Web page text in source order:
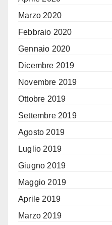
Marzo 2020
Febbraio 2020
Gennaio 2020
Dicembre 2019
Novembre 2019
Ottobre 2019
Settembre 2019
Agosto 2019
Luglio 2019
Giugno 2019
Maggio 2019
Aprile 2019
Marzo 2019